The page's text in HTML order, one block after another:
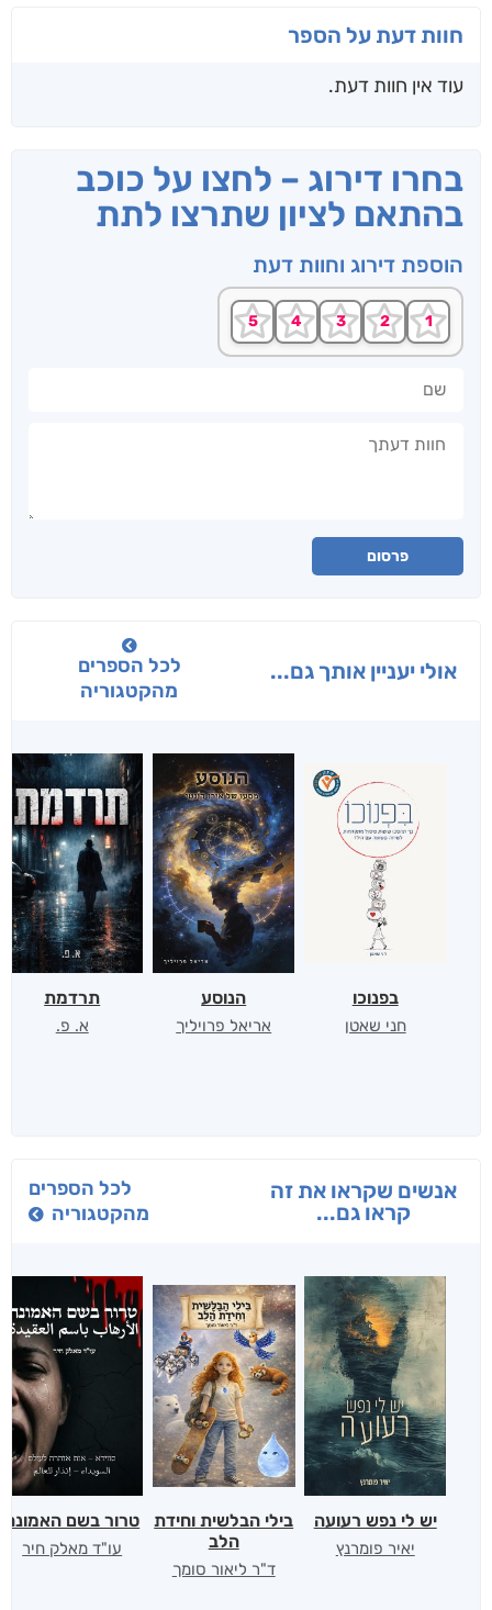
חוות דעת על הספר
עוד אין חוות דעת.
בחרו דירוג – לחצו על כוכב
בהתאם לציון שתרצו לתת
הוספת דירוג וחוות דעת
פרסום
אולי יעניין אותך גם...
לכל הספרים
מהקטגוריה
בפנוכו
חני שאטן
הנוסע
אריאל פרויליך
תרדמת
א. פ.
אנשים שקראו את זה
קראו גם...
לכל הספרים
מהקטגוריה
יש לי נפש רעועה
יאיר פומרנץ
בילי הבלשית וחידת
הלב
ד"ר ליאור סומך
טרור בשם האמונה
עו"ד מאלק חיר